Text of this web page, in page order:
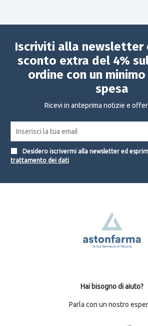
Iscriviti alla newsletter
sconto extra del 4%
ordine con un
spesa
Ricevi in anteprima notizie e
Desidero iscrivermi alla newsletter ed
trattamento dei dati
Hai bisogno di aiuto?
Parla con un nostro